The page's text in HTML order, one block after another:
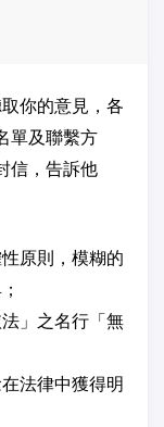
你的意見，各
單及聯繫方
信，告訴他
原則，模糊的
」之名行「無
法律中獲得明